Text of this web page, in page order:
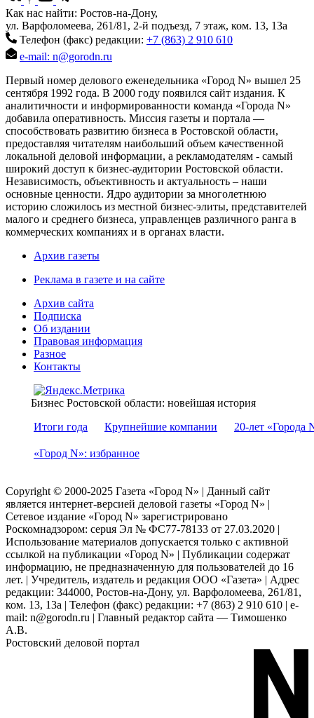
Как нас найти: Ростов-на-Дону,
ул. Варфоломеева, 261/81, 2-й подъезд, 7 этаж, ком. 13, 13а
Телефон (факс) редакции: +7 (863) 2 910 610
e-mail: n@gorodn.ru
Первый номер делового еженедельника «Город N» вышел 25
сентября 1992 года. В 2000 году появился сайт издания. К
аналитичности и информированности команда «Города N»
добавила оперативность. Миссия газеты и портала —
способствовать развитию бизнеса в Ростовской области,
предоставляя читателям наибольший объем качественной
локальной деловой информации, а рекламодателям - самый
широкий доступ к бизнес-аудитории Ростовской области.
Независимость, объективность и актуальность – наши
основные ценности. Ядро аудитории за многолетнюю
историю сложилось из местной бизнес-элиты, представителей
малого и среднего бизнеса, управленцев различного ранга в
коммерческих компаниях и в органах власти.
Архив газеты
Реклама в газете и на сайте
Архив сайта
Подписка
Об издании
Правовая информация
Разное
Контакты
Бизнес Ростовской области: новейшая история
Итоги года
Крупнейшие компании 20-лет «Города
«Город N»: избранное
Copyright © 2000-2025 Газета «Город N» | Данный сайт
является интернет-версией деловой газеты «Город N» |
Сетевое издание «Город N» зарегистрировано
Роскомнадзором: серuя Эл № ФС77-78133 от 27.03.2020 |
Использование материалов допускается только с активной
ссылкой на публикации «Город N» | Публикации содержат
информацию, не предназначенную для пользователей до 16
лет. | Учредитель, издатель и редакция ООО «Газета» | Адрес
редакции: 344000, Ростов-на-Дону, ул. Варфоломеева, 261/81,
ком. 13, 13а | Телефон (факс) редакции: +7 (863) 2 910 610 | e-
mail: n@gorodn.ru | Главный редактор сайта — Тимошенко
А.В.
Ростовский деловой портал